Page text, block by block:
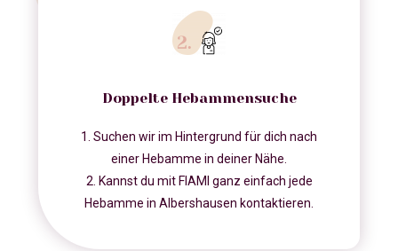
Doppelte Hebammensuche
1. Suchen wir im Hintergrund für dich nach
einer Hebamme in deiner Nähe.
2. Kannst du mit FIAMI ganz einfach jede
Hebamme in Albershausen kontaktieren.